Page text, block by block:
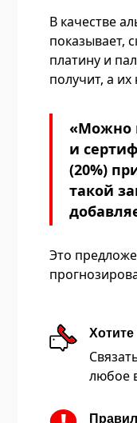
В качестве
показывает,
платину и
получит, а
«Можно
и
(20%)
такой
Это
любое